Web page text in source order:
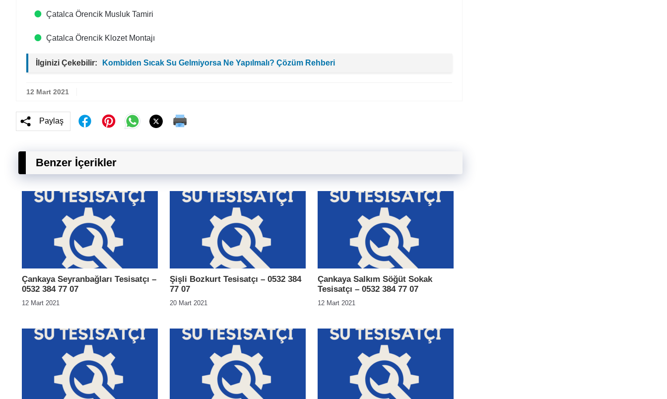
Çatalca Örencik Musluk Tamiri
Çatalca Örencik Klozet Montajı
İlginizi Çekebilir: Kombiden Sıcak Su Gelmiyorsa Ne Yapılmalı? Çözüm Rehberi
12 Mart 2021
Paylaş
Benzer İçerikler
Çankaya Seyranbağları Tesisatçı –
0532 384 77 07
12 Mart 2021
Şişli Bozkurt Tesisatçı – 0532 384
77 07
20 Mart 2021
Çankaya Salkım Söğüt Sokak
Tesisatçı – 0532 384 77 07
12 Mart 2021